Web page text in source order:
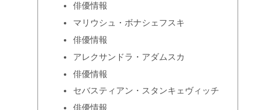
俳優情報
マリウシュ・ボナシェフスキ
俳優情報
アレクサンドラ・アダムスカ
俳優情報
セバスティアン・スタンキェヴィッチ
俳優情報